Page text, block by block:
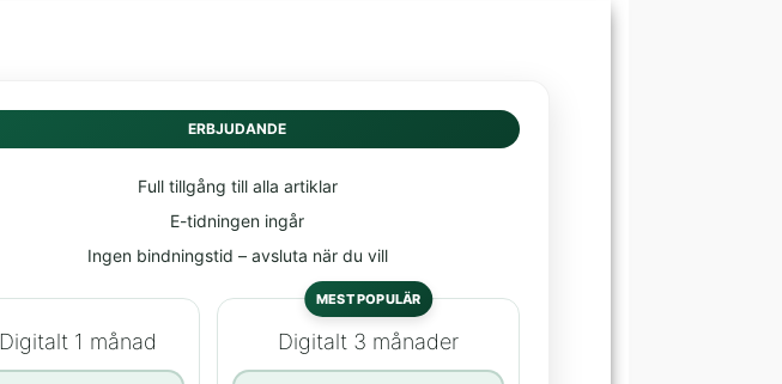
ERBJUDANDE
Full tillgång till alla artiklar
E-tidningen ingår
Ingen bindningstid – avsluta när du vill
Digitalt 1 månad
MEST POPULÄR
Digitalt 3 månader